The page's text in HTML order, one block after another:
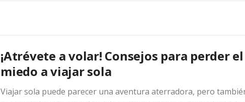
¡Atrévete a volar! Consejos para perder el
miedo a viajar sola
Viajar sola puede parecer una aventura aterradora, pero